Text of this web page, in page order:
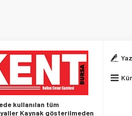
kullanılan tüm
Kaynak gösterilmeden